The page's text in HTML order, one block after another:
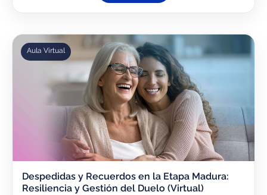
Aula Virtual
Despedidas y Recuerdos en la Etapa Madura:
Resiliencia y Gestión del Duelo (Virtual)